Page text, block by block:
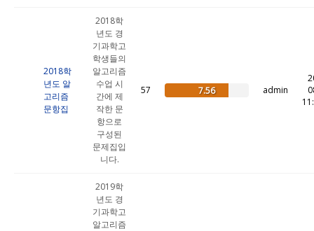
2018학
년도 알
고리즘
문항집
2018학
년도 경
기과학고
학생들의
알고리즘
수업 시
간에 제
작한 문
항으로
구성된
문제집입
니다.
57 7.56 admin
2019학
년도 경
기과학고
알고리즘